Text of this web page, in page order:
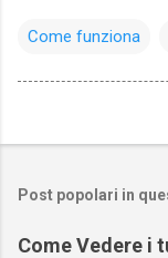
Come funziona
Post popolari in
Come Vedere i